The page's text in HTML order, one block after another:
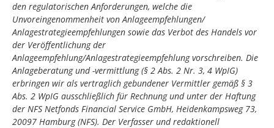
den regulatorischen Anforderungen, welche die
Unvoreingenommenheit von Anlageempfehlungen/
Anlagestrategieempfehlungen sowie das Verbot des Handels vor
der Veröffentlichung der
Anlageempfehlung/Anlagestrategieempfehlung vorschreiben. Die
Anlageberatung und -vermittlung (§ 2 Abs. 2 Nr. 3, 4 WpIG)
erbringen wir als vertraglich gebundener Vermittler gemäß § 3
Abs. 2 WpIG ausschließlich für Rechnung und unter der Haftung
der NFS Netfonds Financial Service GmbH, Heidenkampsweg 73,
20097 Hamburg (NFS). Der Verfasser und redaktionell